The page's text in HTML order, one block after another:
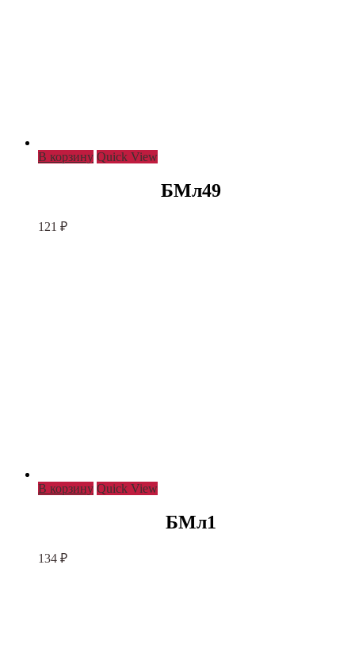
В корзину Quick View
БМл49
121 ₽
В корзину Quick View
БМл1
134 ₽